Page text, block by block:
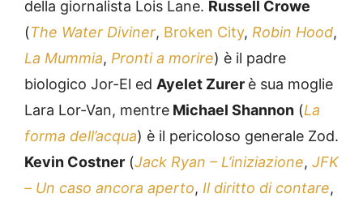
della giornalista Lois Lane. Russell Crowe
(The Water Diviner, Broken City, Robin Hood,
La Mummia, Pronti a morire) è il padre
biologico Jor-El ed Ayelet Zurer è sua moglie
Lara Lor-Van, mentre Michael Shannon (La
forma dell’acqua) è il pericoloso generale Zod.
Kevin Costner (Jack Ryan – L’iniziazione, JFK
– Un caso ancora aperto, Il diritto di contare,